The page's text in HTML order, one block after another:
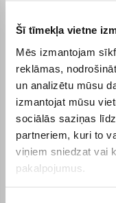
Šī tīmekļa vietne
Mēs izmantojam
reklāmas,
un analizētu mūsu
izmantojat mūsu
sociālās saziņas
partneriem, kuri to
viņiem sniedzat vai
pakalpojumus.
atbilstošu variantu.
termiņu un citiem
BIGBOX.LV piedāvā
vienādos
sadalot maksājumu
piegādātas visā
pasūtījumiem virs 499
Kurjera piegādes